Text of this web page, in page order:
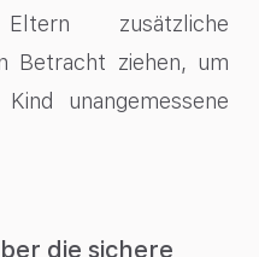
zusätzliche
Betracht ziehen, um
unangemessene
die sichere